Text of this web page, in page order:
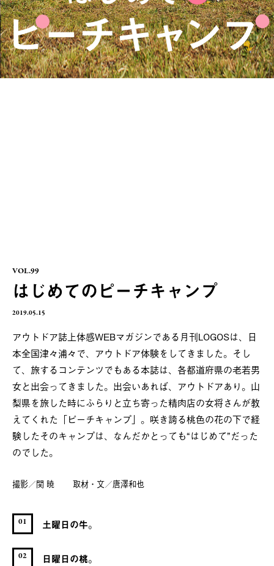
VOL.99
はじめてのピーチキャンプ
2019.05.15
アウトドア誌上体感WEBマガジンである月刊LOGOSは、日
本全国津々浦々で、アウトドア体験をしてきました。そし
て、旅するコンテンツでもある本誌は、各都道府県の老若男
女と出会ってきました。出会いあれば、アウトドアあり。山
梨県を旅した時にふらりと立ち寄った精肉店の女将さんが教
えてくれた「ピーチキャンプ」。咲き誇る桃色の花の下で経
験したそのキャンプは、なんだかとっても“はじめて”だった
のでした。
撮影／関 暁 取材・文／唐澤和也
01 土曜日の牛。
02 日曜日の桃。